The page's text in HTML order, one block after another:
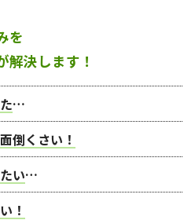
を
解決します！
…
面倒くさい！
い…
！